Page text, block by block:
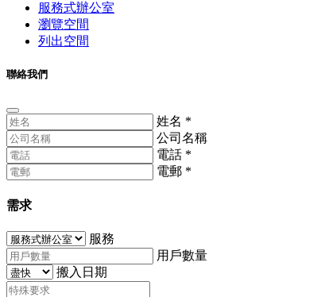
服務式辦公室
瀏覽空間
列出空間
聯絡我們
姓名 *
公司名稱
電話 *
電郵 *
需求
服務
用戶數量
搬入日期